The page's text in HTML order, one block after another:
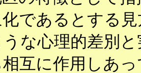
であるとする
な心理的差別
互に作用しあ